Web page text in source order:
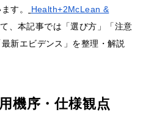
す。
Health+2McLean &
、本記事では「選び方」「注意
新エビデンス」を整理・解説
機序・仕様観点